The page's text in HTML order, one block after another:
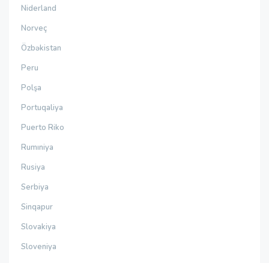
Niderland
Norveç
Özbəkistan
Peru
Polşa
Portuqaliya
Puerto Riko
Rumıniya
Rusiya
Serbiya
Sinqapur
Slovakiya
Sloveniya